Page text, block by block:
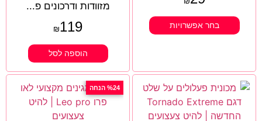
בחר אפשרויות
מזוודות ודרכונים פ...
₪119
הוספה לסל
%24 הנחה